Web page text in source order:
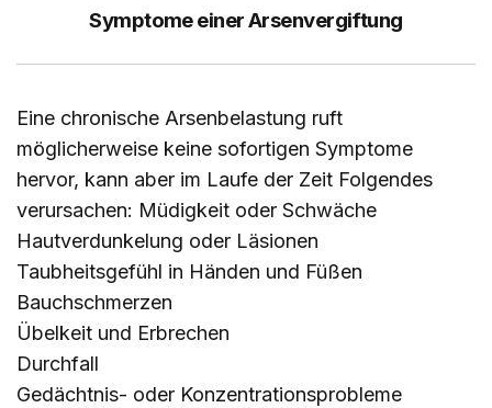
Symptome einer Arsenvergiftung
Eine chronische Arsenbelastung ruft
möglicherweise keine sofortigen Symptome
hervor, kann aber im Laufe der Zeit Folgendes
verursachen: Müdigkeit oder Schwäche
Hautverdunkelung oder Läsionen
Taubheitsgefühl in Händen und Füßen
Bauchschmerzen
Übelkeit und Erbrechen
Durchfall
Gedächtnis- oder Konzentrationsprobleme